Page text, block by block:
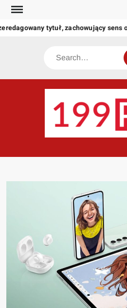
Skip
content
tytuł, zachowujący sens
Search